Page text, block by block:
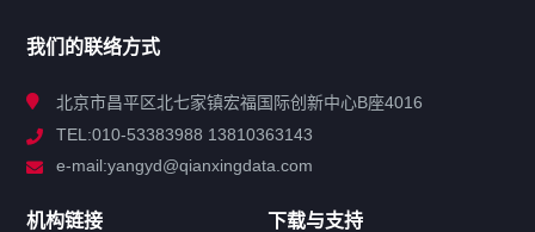
解决方案
我们的联络方式
北京市昌平区北七家镇宏福国际创新中心B座4016
TEL:010-53383988 13810363143
e-mail:yangyd@qianxingdata.com
机构链接 下载与支持